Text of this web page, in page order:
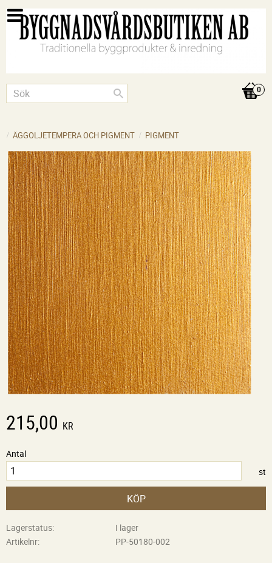
ÄGGOLJETEMPERA OCH PIGMENT PIGMENT
215,00 KR
Antal
st
KÖP
Lagerstatus
I lager
Artikelnr
PP-50180-002